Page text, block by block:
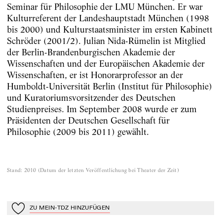
Seminar für Philosophie der LMU München. Er war
Kulturreferent der Landeshauptstadt München (1998
bis 2000) und Kulturstaatsminister im ersten Kabinett
Schröder (2001/2). Julian Nida-Rümelin ist Mitglied
der Berlin-Brandenburgischen Akademie der
Wissenschaften und der Europäischen Akademie der
Wissenschaften, er ist Honorarprofessor an der
Humboldt-Universität Berlin (Institut für Philosophie)
und Kuratoriumsvorsitzender des Deutschen
Studienpreises. Im September 2008 wurde er zum
Präsidenten der Deutschen Gesellschaft für
Philosophie (2009 bis 2011) gewählt.
Stand: 2010 (Datum der letzten Veröffentlichung bei Theater der Zeit )
Zu Mein-TdZ hinzufügen
ZU MEIN-TDZ HINZUFÜGEN